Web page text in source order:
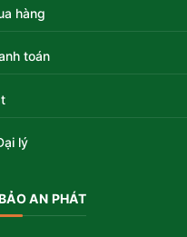
hàng
toán
lý
AN PHÁT